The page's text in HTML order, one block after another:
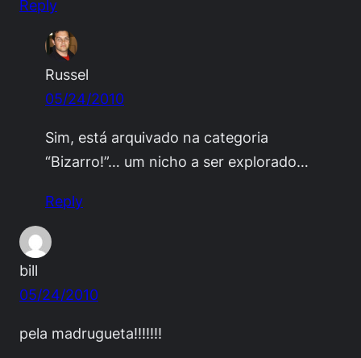
Reply
Russel
05/24/2010
Sim, está arquivado na categoria
“Bizarro!”… um nicho a ser explorado…
Reply
bill
05/24/2010
pela madrugueta!!!!!!!